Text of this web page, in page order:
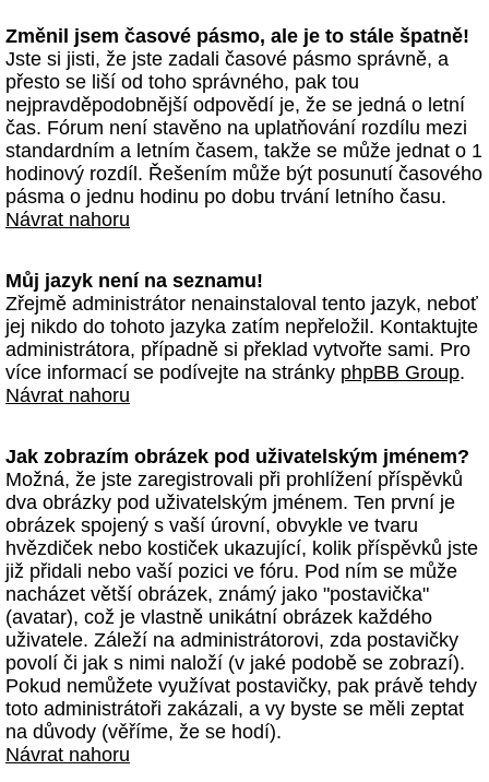
Změnil jsem časové pásmo, ale je to stále špatně!
Jste si jisti, že jste zadali časové pásmo správně, a
přesto se liší od toho správného, pak tou
nejpravděpodobnější odpovědí je, že se jedná o letní
čas. Fórum není stavěno na uplatňování rozdílu mezi
standardním a letním časem, takže se může jednat o 1
hodinový rozdíl. Řešením může být posunutí časového
pásma o jednu hodinu po dobu trvání letního času.
Návrat nahoru
Můj jazyk není na seznamu!
Zřejmě administrátor nenainstaloval tento jazyk, neboť
jej nikdo do tohoto jazyka zatím nepřeložil. Kontaktujte
administrátora, případně si překlad vytvořte sami. Pro
více informací se podívejte na stránky phpBB Group.
Návrat nahoru
Jak zobrazím obrázek pod uživatelským jménem?
Možná, že jste zaregistrovali při prohlížení příspěvků
dva obrázky pod uživatelským jménem. Ten první je
obrázek spojený s vaší úrovní, obvykle ve tvaru
hvězdiček nebo kostiček ukazující, kolik příspěvků jste
již přidali nebo vaší pozici ve fóru. Pod ním se může
nacházet větší obrázek, známý jako "postavička"
(avatar), což je vlastně unikátní obrázek každého
uživatele. Záleží na administrátorovi, zda postavičky
povolí či jak s nimi naloží (v jaké podobě se zobrazí).
Pokud nemůžete využívat postavičky, pak právě tehdy
toto administrátoři zakázali, a vy byste se měli zeptat
na důvody (věříme, že se hodí).
Návrat nahoru